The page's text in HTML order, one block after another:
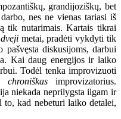
grandijoziškų, bet
nes ne vienas tariasi iš
tik nutarimais. Kartais tikrai
dvejimetai, pradėti vykdyti tik
diskusijoms, darbui
Kai daug energijos ir laiko
Todėl tenka improvizuoti
chroniškasimprovizatorius.
niekada neprilygsta ilgam ir
to, kad nebeturi laiko detalei,